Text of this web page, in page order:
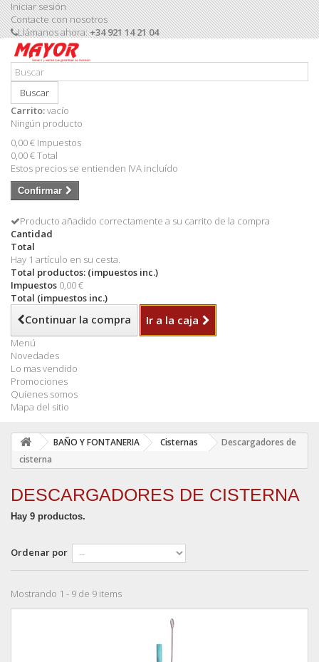
Iniciar sesión
Contacte con nosotros
Llámanos ahora:+34 921 14 21 04
Buscar
Carrito:vacío
Ningún producto
0,00 € Impuestos
0,00 €Total
Estos precios se entienden IVA incluído
Confirmar
Producto añadido correctamente a su carrito de la compra
Cantidad
Total
Hay 1 artículo en su cesta.
Total productos: (impuestos inc.)
Impuestos 0,00 €
Total (impuestos inc.)
Continuar la compra Ir a la caja
Menú
Novedades
Lo mas vendido
Promociones
Quienes somos
Mapa del sitio
BAÑO Y FONTANERIA Cisternas
Descargadores de
cisterna
DESCARGADORES DE CISTERNA
Hay 9 productos.
Ordenar por
Mostrando 1 - 9 de 9 items